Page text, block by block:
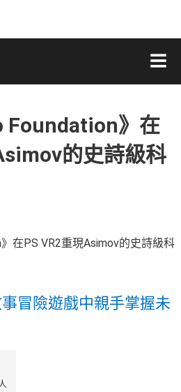
Foundation》在
的史詩級科
冒險遊戲中親手掌握未